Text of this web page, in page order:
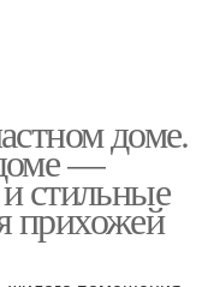
доме.
—
стильные
прихожей